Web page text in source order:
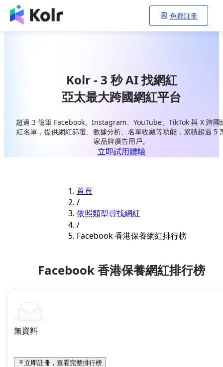
免費註冊
Kolr - 3 秒 AI 找網紅
亞太最大跨國網紅平台
超過 3 億筆 Facebook、Instagram、YouTube、TikTok 與 X 跨國
紅名單，提供網紅篩選、數據分析、名單收藏等功能，累積超過 5
家品牌廣告用戶。
立即試用體驗
首頁
/
依照類型尋找網紅
/
Facebook 香港保養網紅排行榜
Facebook 香港保養網紅排行榜
無資料
立即註冊，查看完整排行榜